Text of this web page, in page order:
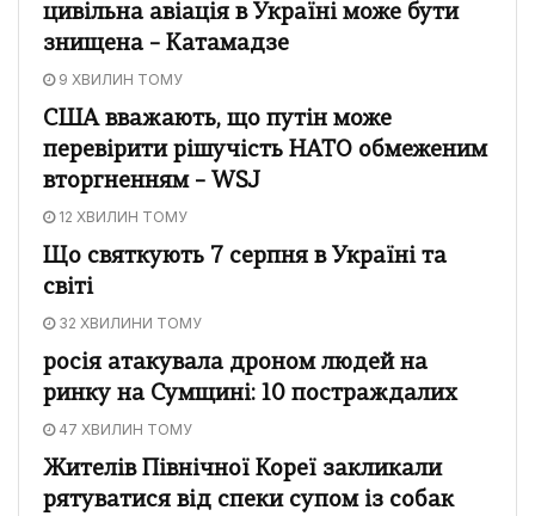
цивільна авіація в Україні може бути
знищена – Катамадзе
9 ХВИЛИН ТОМУ
США вважають, що путін може
перевірити рішучість НАТО обмеженим
вторгненням – WSJ
12 ХВИЛИН ТОМУ
Що святкують 7 серпня в Україні та
світі
32 ХВИЛИНИ ТОМУ
росія атакувала дроном людей на
ринку на Сумщині: 10 постраждалих
47 ХВИЛИН ТОМУ
Жителів Північної Кореї закликали
рятуватися від спеки супом із собак